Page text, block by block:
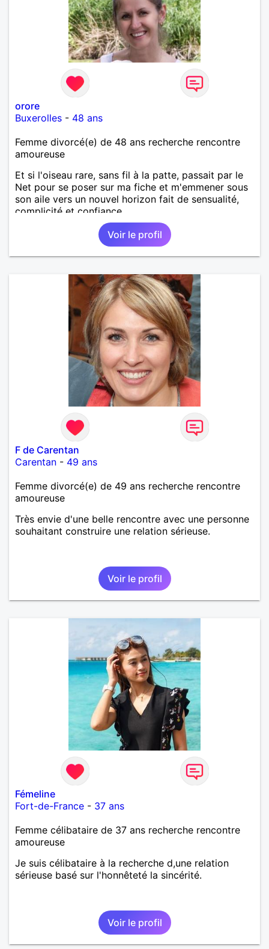
orore
Buxerolles - 48 ans
Femme divorcé(e) de 48 ans recherche rencontre
amoureuse
Et si l'oiseau rare, sans fil à la patte, passait par le
Net pour se poser sur ma fiche et m'emmener sous
son aile vers un nouvel horizon fait de sensualité,
complicité et confiance.
Voir le profil
F de Carentan
Carentan - 49 ans
Femme divorcé(e) de 49 ans recherche rencontre
amoureuse
Très envie d'une belle rencontre avec une personne
souhaitant construire une relation sérieuse.
Voir le profil
Fémeline
Fort-de-France - 37 ans
Femme célibataire de 37 ans recherche rencontre
amoureuse
Je suis célibataire à la recherche d,une relation
sérieuse basé sur l'honnêteté la sincérité.
Voir le profil